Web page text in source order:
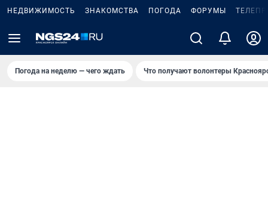
НЕДВИЖИМОСТЬ ЗНАКОМСТВА ПОГОДА ФОРУМЫ
Погода на неделю — чего ждать Что получают волонтеры